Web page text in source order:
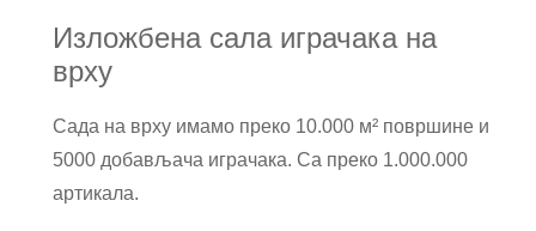
Изложбена сала играчака на
врху
Сада на врху имамо преко 10.000 м² површине и
5000 добављача играчака. Са преко 1.000.000
артикала.